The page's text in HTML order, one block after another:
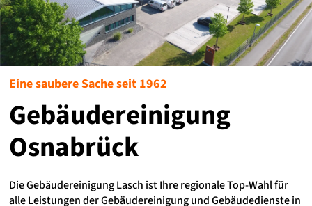
Eine saubere Sache seit 1962
Gebäudereinigung
Osnabrück
Die Gebäudereinigung Lasch ist Ihre regionale Top-Wahl für
alle Leistungen der Gebäudereinigung und Gebäudedienste in